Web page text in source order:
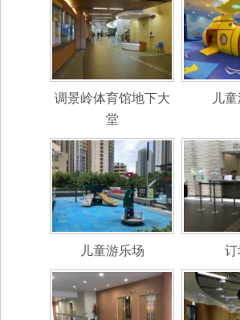
调景岭体育馆地下大
堂
儿
儿童游乐场 订